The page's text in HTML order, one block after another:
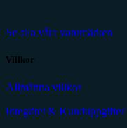
Se alla våra varumärken
Villkor
Allmänna villkor
Integritet & Kunduppgifter